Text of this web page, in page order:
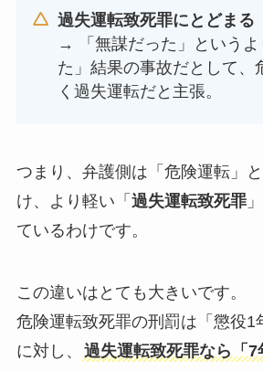
過失運転致死罪にとどまる
→ 「無謀だった」というよ
た」結果の事故だとして、
く過失運転だと主張。
つまり、弁護側は「危険運転」
け、より軽い「 過失運転致死罪
ているわけです。
この違いはとても大きいです。
危険運転致死罪の刑罰は「懲役1
に対し、
過失運転致死罪なら「